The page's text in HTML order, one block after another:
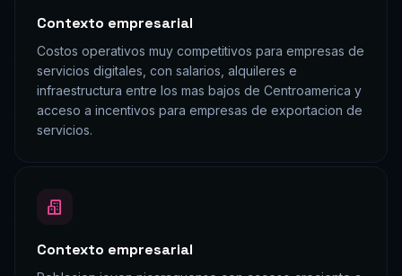
Costos operativos muy competitivos para empresas de
servicios digitales, con salarios, alquileres e
infraestructura entre los mas bajos de Centroamerica y
acceso a incentivos para empresas de exportacion de
servicios.
Contexto empresarial